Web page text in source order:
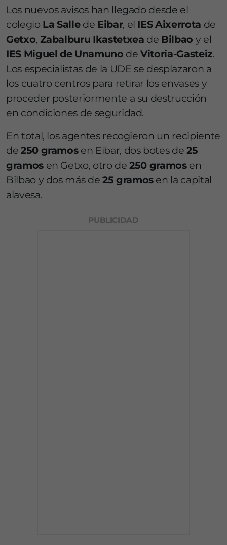
Los nuevos avisos han llegado desde el
colegio La Sallede Eibar, el IES Aixerrota de
Getxo, Zabalburu Ikastetxea de Bilbao y el
IES Miguel de Unamuno deVitoria-Gasteiz.
Los especialistas de la UDE se desplazaron a
los cuatro centros para retirar los envases y
proceder posteriormente a su destrucción
en condiciones de seguridad.
En total, los agentes recogieron un recipiente
de 250 gramosen Eibar, dos botes de 25
gramosen Getxo, otro de250 gramosen
Bilbao y dos más de 25 gramosen la capital
alavesa.
PUBLICIDAD